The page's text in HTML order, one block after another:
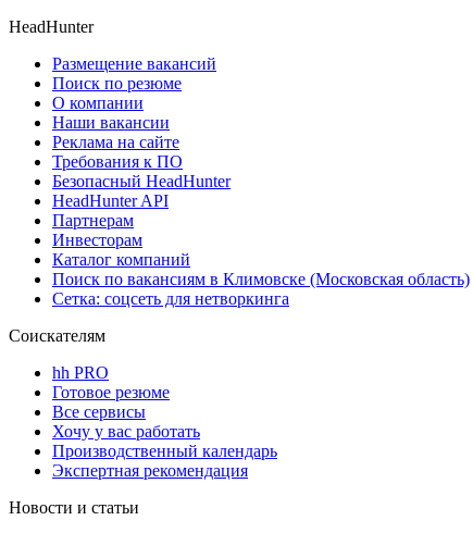
HeadHunter
Размещение вакансий
Поиск по резюме
О компании
Наши вакансии
Реклама на сайте
Требования к ПО
Безопасный HeadHunter
HeadHunter API
Партнерам
Инвесторам
Каталог компаний
Поиск по вакансиям в Климовске (Московская область)
Сетка: соцсеть для нетворкинга
Соискателям
hh PRO
Готовое резюме
Все сервисы
Хочу у вас работать
Производственный календарь
Экспертная рекомендация
Новости и статьи